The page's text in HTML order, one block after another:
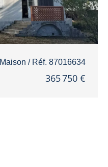
Maison / Réf. 87016634
365 750 €